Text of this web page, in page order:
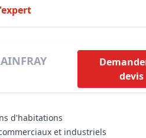
devis
d'habitations
et industriels